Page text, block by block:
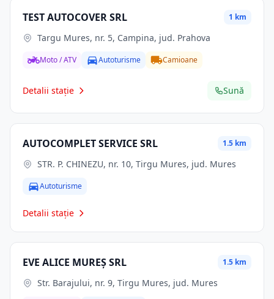
TEST AUTOCOVER SRL 1 km
Targu Mures, nr. 5, Campina, jud. Prahova
Moto / ATV Autoturisme Camioane
Detalii stație Sună
AUTOCOMPLET SERVICE SRL 1.5 km
STR. P. CHINEZU, nr. 10, Tirgu Mures, jud. Mures
Autoturisme
Detalii stație
EVE ALICE MUREŞ SRL 1.5 km
Str. Barajului, nr. 9, Tirgu Mures, jud. Mures